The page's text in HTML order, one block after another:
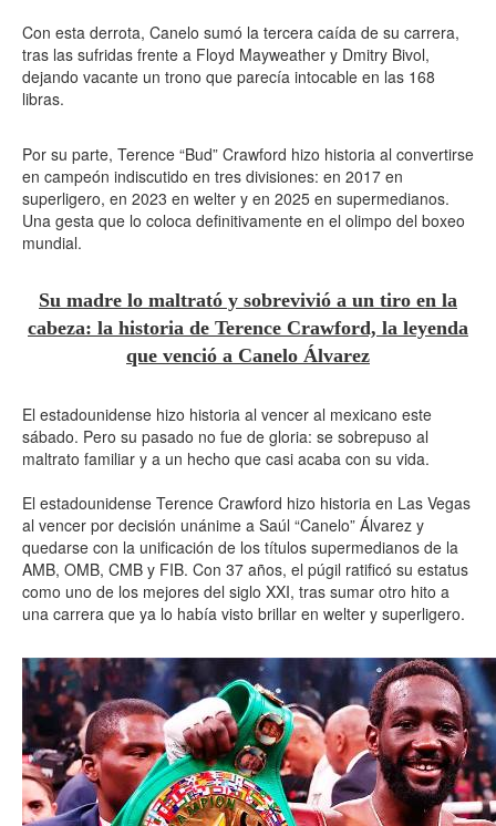
Con esta derrota, Canelo sumó la tercera caída de su carrera,
tras las sufridas frente a Floyd Mayweather y Dmitry Bivol,
dejando vacante un trono que parecía intocable en las 168
libras.
Por su parte, Terence “Bud” Crawford hizo historia al convertirse
en campeón indiscutido en tres divisiones: en 2017 en
superligero, en 2023 en welter y en 2025 en supermedianos.
Una gesta que lo coloca definitivamente en el olimpo del boxeo
mundial.
Su madre lo maltrató y sobrevivió a un tiro en la
cabeza: la historia de Terence Crawford, la leyenda
que venció a Canelo Álvarez
El estadounidense hizo historia al vencer al mexicano este
sábado. Pero su pasado no fue de gloria: se sobrepuso al
maltrato familiar y a un hecho que casi acaba con su vida.
El estadounidense Terence Crawford hizo historia en Las Vegas
al vencer por decisión unánime a Saúl “Canelo” Álvarez y
quedarse con la unificación de los títulos supermedianos de la
AMB, OMB, CMB y FIB. Con 37 años, el púgil ratificó su estatus
como uno de los mejores del siglo XXI, tras sumar otro hito a
una carrera que ya lo había visto brillar en welter y superligero.